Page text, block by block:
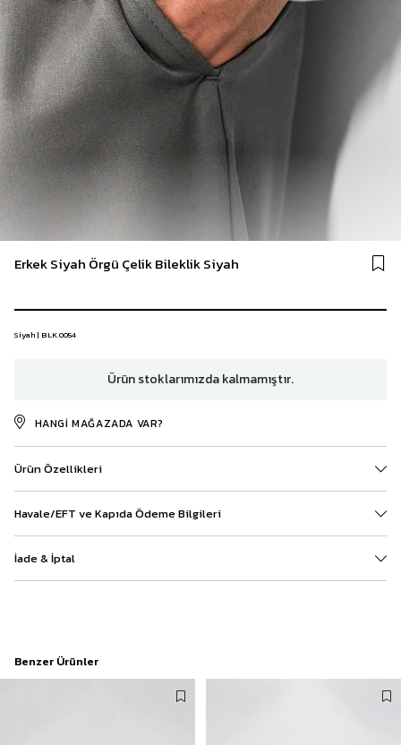
Erkek Siyah Örgü Çelik Bileklik Siyah
Siyah | BLK.0054
Ürün stoklarımızda kalmamıştır.
HANGI MAĞAZADA VAR?
Ürün Özellikleri
Havale/EFT ve Kapıda Ödeme Bilgileri
İade & İptal
Benzer Ürünler